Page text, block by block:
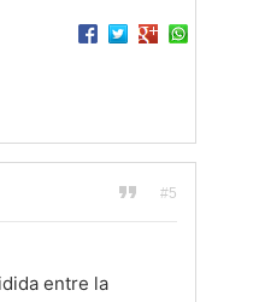
#5
entre la